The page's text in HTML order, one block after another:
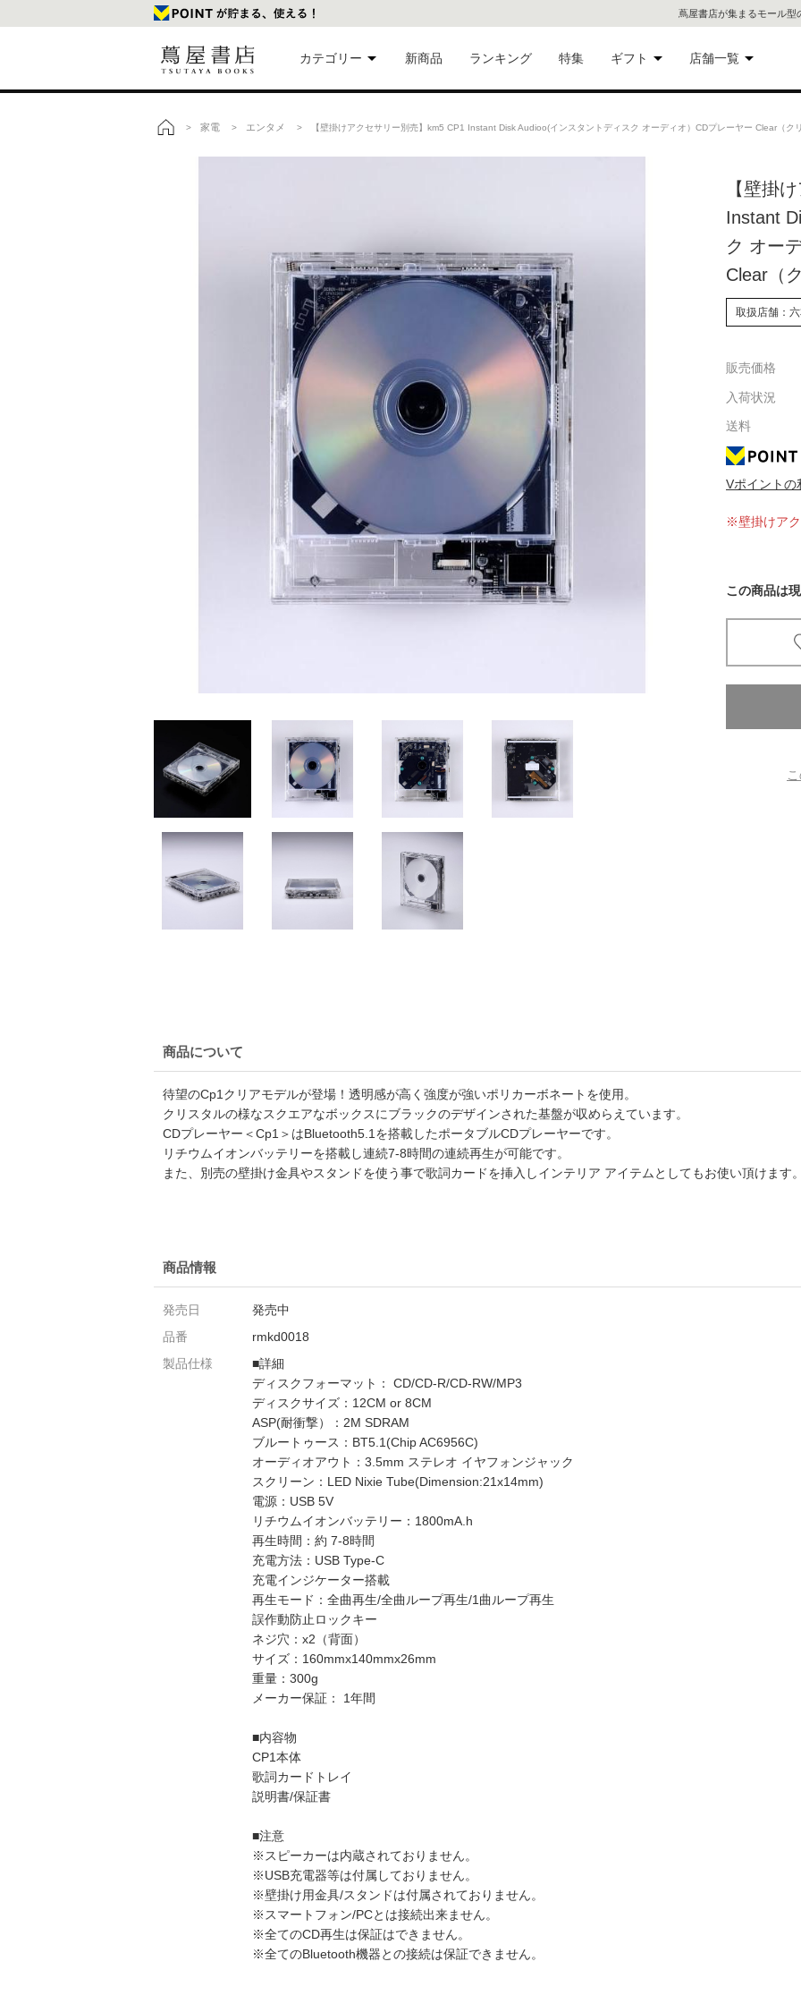
蔦屋書店が集まるモール型
カテゴリー
美術品
楽
雑貨
家電
eギフト
新商品 ランキング 特集 ギフト
ギフトにおすすめ
店舗一覧
代官
屋書
銀座
書店
六本
書店
京都
書店
書店
広島
> 家電 > エンタメ > 【壁掛けアクセサリー別売】km5 CP1 Instant Disk Audioo(インスタントディスク オーディオ）CDプレーヤー Clear（ク
【壁掛
Instant
ク オー
Clear（
取扱店舗：
販売価格
入荷状況
送料
Vポイントの
※壁掛けアク
この商品は
商品について
待望のCp1クリアモデルが登場！透明感が高く強度が強いポリカーボネートを使用。
クリスタルの様なスクエアなボックスにブラックのデザインされた基盤が収めらえています。
CDプレーヤー＜Cp1＞はBluetooth5.1を搭載したポータブルCDプレーヤーです。
リチウムイオンバッテリーを搭載し連続7-8時間の連続再生が可能です。
また、別売の壁掛け金具やスタンドを使う事で歌詞カードを挿入しインテリア アイテムとしてもお使い頂けます。
商品情報
発売日
発売中
品番
rmkd0018
製品仕様
■詳細
ディスクフォーマット： CD/CD-R/CD-RW/MP3
ディスクサイズ：12CM or 8CM
ASP(耐衝撃）：2M SDRAM
ブルートゥース：BT5.1(Chip AC6956C)
オーディオアウト：3.5mm ステレオ イヤフォンジャック
スクリーン：LED Nixie Tube(Dimension:21x14mm)
電源：USB 5V
リチウムイオンバッテリー：1800mA.h
再生時間：約 7-8時間
充電方法：USB Type-C
充電インジケーター搭載
再生モード：全曲再生/全曲ループ再生/1曲ループ再生
誤作動防止ロックキー
ネジ穴：x2（背面）
サイズ：160mmx140mmx26mm
重量：300g
メーカー保証： 1年間
■内容物
CP1本体
歌詞カードトレイ
説明書/保証書
■注意
※スピーカーは内蔵されておりません。
※USB充電器等は付属しておりません。
※壁掛け用金具/スタンドは付属されておりません。
※スマートフォン/PCとは接続出来ません。
※全てのCD再生は保証はできません。
※全てのBluetooth機器との接続は保証できません。